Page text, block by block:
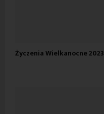
Życzenia Wielkanocne 2023